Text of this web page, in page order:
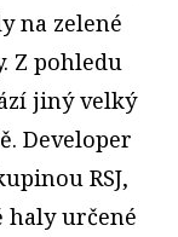
na zelené
Z pohledu
jiný velký
Developer
RSJ,
haly určené